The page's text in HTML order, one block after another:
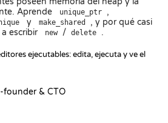
Aprende
unique_ptr ,
y make_shared
, y por qué casi
escribir
new / delete .
ejecutables: edita, ejecuta y ve el
founder & CTO